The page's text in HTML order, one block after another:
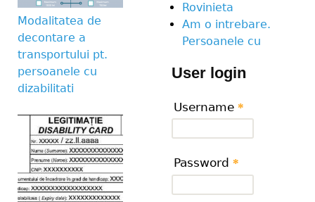
Modalitatea de
decontare a
transportului pt.
persoanele cu
dizabilitati
Rovinieta
Am o intrebare.
Persoanele cu
User login
Username *
Password *